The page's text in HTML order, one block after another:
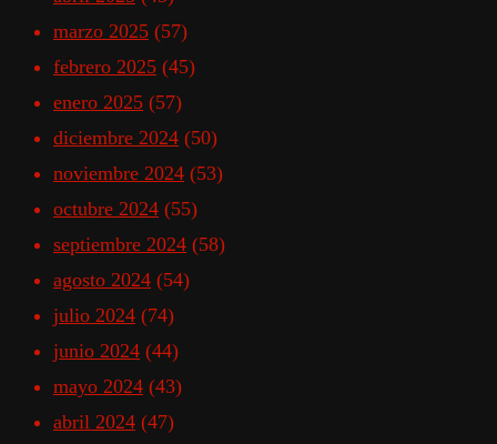
marzo 2025 (57)
febrero 2025 (45)
enero 2025 (57)
diciembre 2024 (50)
noviembre 2024 (53)
octubre 2024 (55)
septiembre 2024 (58)
agosto 2024 (54)
julio 2024 (74)
junio 2024 (44)
mayo 2024 (43)
abril 2024 (47)